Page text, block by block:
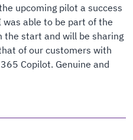
upcoming pilot a success
able to be part of the
start and will be sharing
of our customers with
Copilot. Genuine and